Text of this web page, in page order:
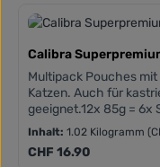
Calibra
Multipack Pouches
Katzen. Auch für
geeignet.12x 85g = 6x
Nassfutter. Hoher
Getreidefreie
Frei von Weizen, Mais,
Inhalt:1.02 Kilogramm
Regulärer Preis:
CHF 16.90